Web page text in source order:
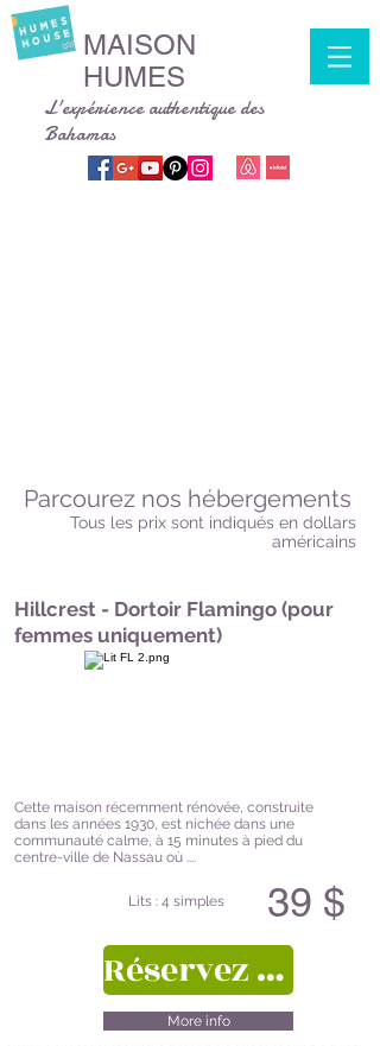
MAISON
HUMES
L'expérience authentique des
Bahamas
Parcourez nos hébergements
Tous les prix sont indiqués en dollars
américains
Hillcrest - Dortoir Flamingo (pour
femmes uniquement)
Cette maison récemment rénovée, construite
dans les années 1930, est nichée dans une
communauté calme, à 15 minutes à pied du
centre-ville de Nassau où ....
Lits : 4 simples 39 $
Réservez ici
More info